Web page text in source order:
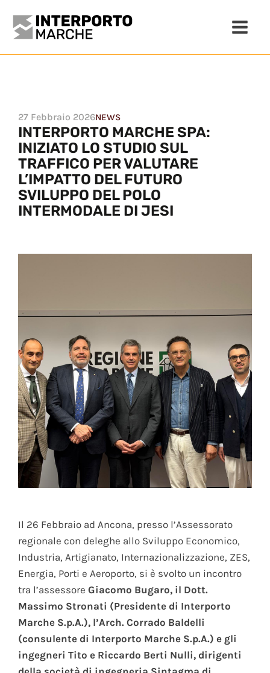
27 Febbraio 2026NEWS
INTERPORTO MARCHE SPA:
INIZIATO LO STUDIO SUL
TRAFFICO PER VALUTARE
L’IMPATTO DEL FUTURO
SVILUPPO DEL POLO
INTERMODALE DI JESI
Il 26 Febbraio ad Ancona, presso l’Assessorato
regionale con deleghe allo Sviluppo Economico,
Industria, Artigianato, Internazionalizzazione, ZES,
Energia, Porti e Aeroporto, si è svolto un incontro
tra l’assessore Giacomo Bugaro, il Dott.
Massimo Stronati (Presidente di Interporto
Marche S.p.A.), l’Arch. Corrado Baldelli
(consulente di Interporto Marche S.p.A.) e gli
ingegneri Tito e Riccardo Berti Nulli, dirigenti